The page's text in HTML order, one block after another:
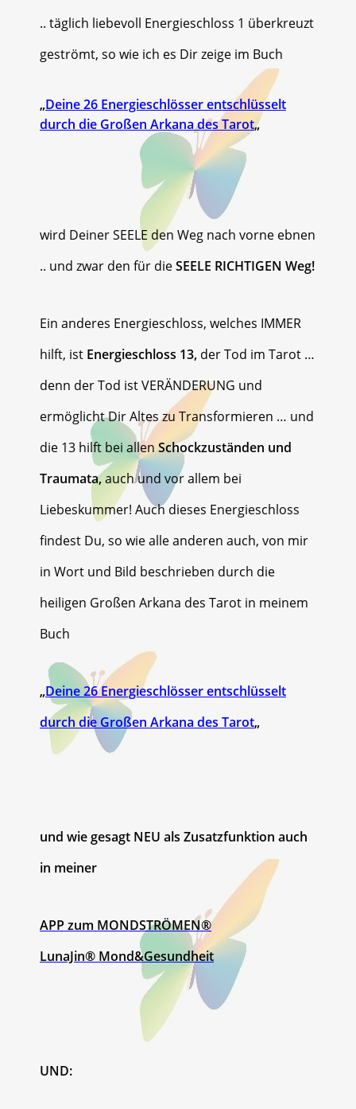
.. täglich liebevoll Energieschloss 1 überkreuzt
geströmt, so wie ich es Dir zeige im Buch
„Deine 26 Energieschlösser entschlüsselt
durch die Großen Arkana des Tarot„
wird Deiner SEELE den Weg nach vorne ebnen
.. und zwar den für dieSEELE RICHTIGEN Weg!
Ein anderes Energieschloss, welches IMMER
hilft, ist Energieschloss 13, der Tod im Tarot …
denn der Tod ist VERÄNDERUNG und
ermöglicht Dir Altes zu Transformieren … und
die 13 hilft bei allenSchockzuständen und
Traumata,auch und vor allem bei
Liebeskummer! Auch dieses Energieschloss
findest Du, so wie alle anderen auch, von mir
in Wort und Bild beschrieben durch die
heiligen Großen Arkana des Tarot in meinem
Buch
„Deine 26 Energieschlösser entschlüsselt
durch die Großen Arkana des Tarot„
und wie gesagt NEU als Zusatzfunktion auch
in meiner
APP zum MONDSTRÖMEN®
LunaJin® Mond&Gesundheit
UND: